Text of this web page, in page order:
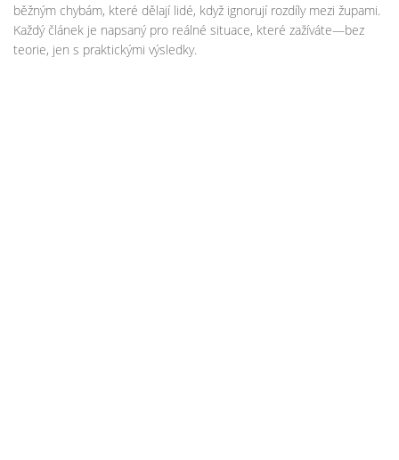
běžným chybám, které dělají lidé, když ignorují rozdíly mezi župami.
Každý článek je napsaný pro reálné situace, které zažíváte—bez
teorie, jen s praktickými výsledky.